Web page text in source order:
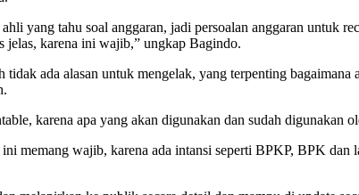
yang tahu soal anggaran, jadi persoalan anggaran untuk
jelas, karena ini wajib,” ungkap Bagindo.
ada alasan untuk mengelak, yang terpenting
karena apa yang akan digunakan dan sudah digunakan
memang wajib, karena ada intansi seperti BPKP, BPK